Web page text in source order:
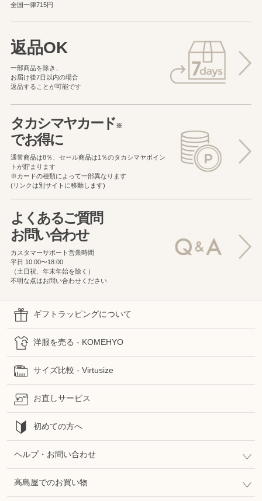
全国一律715円
返品OK
一部商品を除き、
お届け後7日以内の場合
返品することが可能です
タカシマヤカード※
でお得に
通常商品は8％、セール商品は1％のタカシマヤポイン
トが貯まります
※カードの種類によって一部異なります
(リンクは別サイトに移動します)
よくあるご質問
お問い合わせ
カスタマーサポート営業時間
平日 10:00〜18:00
（土日祝、年末年始を除く）
不明な点はお問い合わせください
ギフトラッピングについて
洋服を売る - KOMEHYO
サイズ比較 - Virtusize
お直しサービス
初めての方へ
ヘルプ・お問い合わせ
高島屋でのお買い物